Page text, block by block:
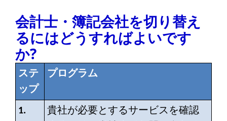
会計士・簿記会社を切り替え
るにはどうすればよいです
か?
ステ
ップ
プログラム
1.
貴社が必要とするサービスを確認